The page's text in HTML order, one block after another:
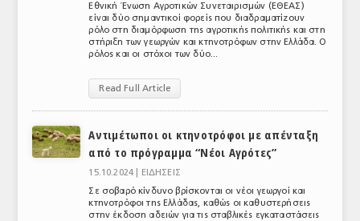
ΕΜΠΟΡΙΚΟΙ ΑΝΤΙΠΡΟΣΩΠΟΙ
ΕΛΛΗΝΙΚΗ ΝΟΜΟΘΕΣΙΑ
Εθνική Ένωση Αγροτικών Συνεταιρισμών (ΕΘΕΑΣ)
είναι δύο σημαντικοί φορείς που διαδραματίζουν
ρόλο στη διαμόρφωση της αγροτικής πολιτικής και στη
στήριξη των γεωργών και κτηνοτρόφων στην Ελλάδα. Ο
ρόλος και οι στόχοι των δύο...
Read Full Article
Αντιμέτωποι οι κτηνοτρόφοι με απένταξη
από το πρόγραμμα “Νέοι Αγρότες”
15.10.2024 |
ΕΙΔΗΣΕΙΣ
Σε σοβαρό κίνδυνο βρίσκονται οι νέοι γεωργοί και
κτηνοτρόφοι της Ελλάδας, καθώς οι καθυστερήσεις
στην έκδοση αδειών για τις σταβλικές εγκαταστάσεις